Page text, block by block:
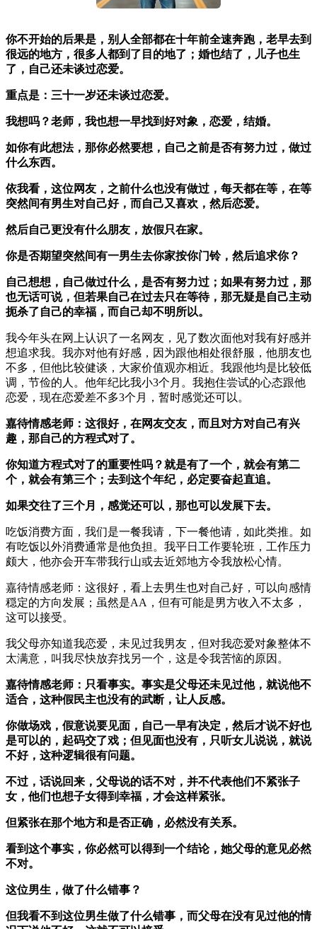
你不开始的后果是，别人全部都在十年前全速奔跑，老早去到
很远的地方，很多人都到了目的地了；婚也结了，儿子也生
了，自己还未谈过恋爱。
重点是：三十一岁还未谈过恋爱。
我想吗？老师，我也想一早找到好对象，恋爱，结婚。
如你有此想法，那你必然要想，自己之前是否有努力过，做过
什么东西。
依我看，这位网友，之前什么也没有做过，每天都在等，在等
突然间有男生对自己好，而自己又喜欢，然后恋爱。
然后自己更没有什么朋友，放假只在家。
你是否期望突然间有一男生去你家按你门铃，然后追求你？
自己想想，自己做过什么，是否有努力过；如果有努力过，那
也无话可说，但若果自己在过去只在等待，那无疑是自己主动
扼杀了自己的幸福，而自己却不明所以。
我今年头在网上认识了一名网友，见了数次面他对我有好感并
想追求我。我亦对他有好感，因为跟他相处很舒服，他朋友也
不多，但他比较健谈，大家价值观亦相近。我跟他均是比较低
调，节俭的人。他年纪比我小3个月。我抱住尝试的心态跟他
恋爱，现在恋爱差不多3个月，暂时感觉还可以。
嘉待情感老师：这很好，在网友交友，而且对方对自己有兴
趣，那自己的方程式对了。
你知道方程式对了的重要性吗？就是有了一个，就会有第二
个，就会有第三个；去到这个年纪，必定要奋起直追。
如果交往了三个月，感觉还可以，那也可以发展下去。
吃饭消费方面，我们是一餐我请，下一餐他请，如此类推。如
有吃饭以外消费通常是他负担。我平日工作要轮班，工作压力
颇大，他亦会开车带我行山或去近郊地方令我放松心情。
嘉待情感老师：这很好，看上去男生也对自己好，可以向感情
穏定的方向发展；虽然是AA，但有可能是男方收入不太多，
这可以接受。
我父母亦知道我恋爱，未见过我男友，但对我恋爱对象整体不
太满意，叫我尽快放弃找另一个，这是令我苦恼的原因。
嘉待情感老师：只看事实。事实是父母还未见过他，就说他不
适合，这种假民主也没有的武断，让人反感。
你做场戏，假意说要见面，自己一早有决定，然后才说不好也
是可以的，起码交了戏；但见面也没有，只听女儿说说，就说
不好，这种逻辑很有问题。
不过，话说回来，父母说的话不对，并不代表他们不紧张子
女，他们也想子女得到幸福，才会这样紧张。
但紧张在那个地方和是否正确，必然没有关系。
看到这个事实，你必然可以得到一个结论，她父母的意见必然
不对。
这位男生，做了什么错事？
但我看不到这位男生做了什么错事，而父母在没有见过他的情